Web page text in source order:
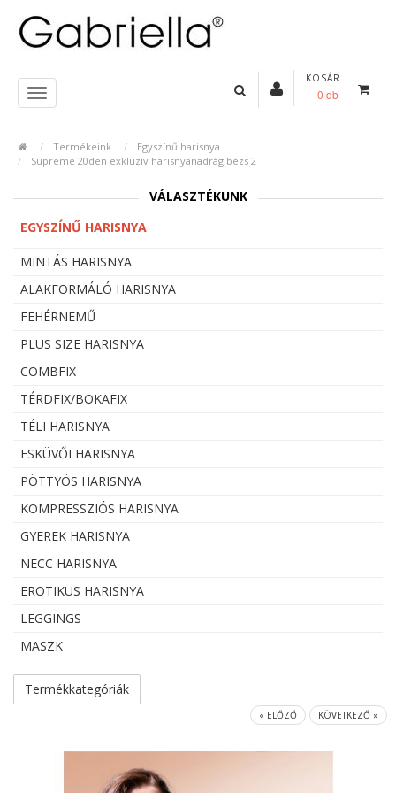
KOSÁR
0 db
Termékeink
Egyszínű harisnya
Supreme 20den exkluzív harisnyanadrág bézs 2
VÁLASZTÉKUNK
EGYSZÍNŰ HARISNYA
MINTÁS HARISNYA
ALAKFORMÁLÓ HARISNYA
FEHÉRNEMŰ
PLUS SIZE HARISNYA
COMBFIX
TÉRDFIX/BOKAFIX
TÉLI HARISNYA
ESKÜVŐI HARISNYA
PÖTTYÖS HARISNYA
KOMPRESSZIÓS HARISNYA
GYEREK HARISNYA
NECC HARISNYA
EROTIKUS HARISNYA
LEGGINGS
MASZK
Termékkategóriák
« ELŐZŐ KÖVETKEZŐ »